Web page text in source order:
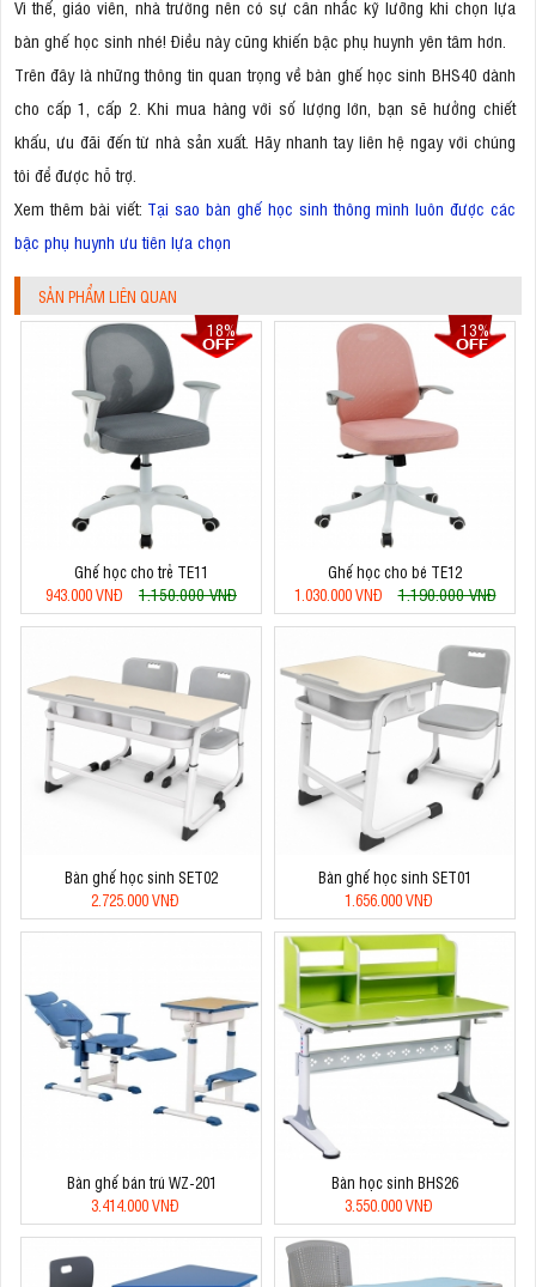
Vì thế, giáo viên, nhà trường nên có sự cân nhắc kỹ lưỡng khi chọn lựa
bàn ghế học sinh nhé! Điều này cũng khiến bậc phụ huynh yên tâm hơn.
Trên đây là những thông tin quan trọng về bàn ghế học sinh BHS40 dành
cho cấp 1, cấp 2. Khi mua hàng với số lượng lớn, bạn sẽ hưởng chiết
khấu, ưu đãi đến từ nhà sản xuất. Hãy nhanh tay liên hệ ngay với chúng
tôi để được hỗ trợ.
Xem thêm bài viết: Tại sao bàn ghế học sinh thông mình luôn được các
bậc phụ huynh ưu tiên lựa chọn
SẢN PHẨM LIÊN QUAN
18%
Ghế học cho trẻ TE11
943.000 VNĐ
1.150.000 VNĐ
13%
Ghế học cho bé TE12
1.030.000 VNĐ
1.190.000 VNĐ
Bàn ghế học sinh SET02
2.725.000 VNĐ
Bàn ghế học sinh SET01
1.656.000 VNĐ
Bàn ghế bán trú WZ-201
3.414.000 VNĐ
Bàn học sinh BHS26
3.550.000 VNĐ